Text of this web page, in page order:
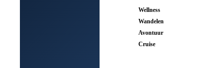
Wellness
Wandelen
Avontuur
Cruise